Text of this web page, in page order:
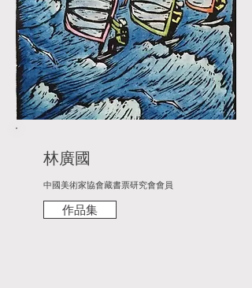
林廣國
中國美術家協會藏書票研究會會員
作品集